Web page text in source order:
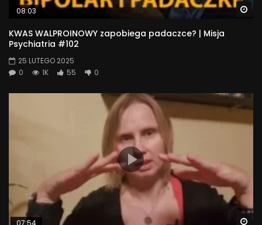
08:03
KWAS WALPROINOWY zapobiega padaczce? | Misja
Psychiatria #102
25 LUTEGO 2025
0
1K 55 0
07:54